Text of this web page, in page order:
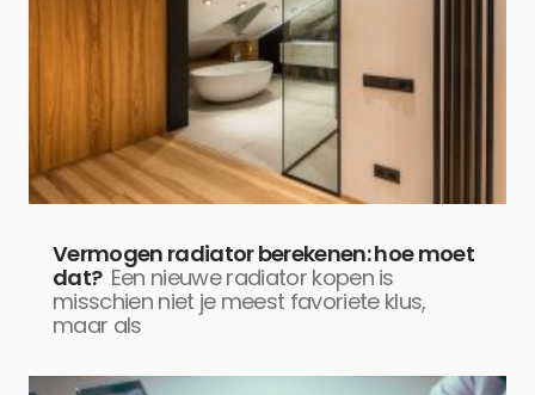
Vermogen radiator berekenen: hoe moet
dat? Een nieuwe radiator kopen is
misschien niet je meest favoriete klus,
maar als